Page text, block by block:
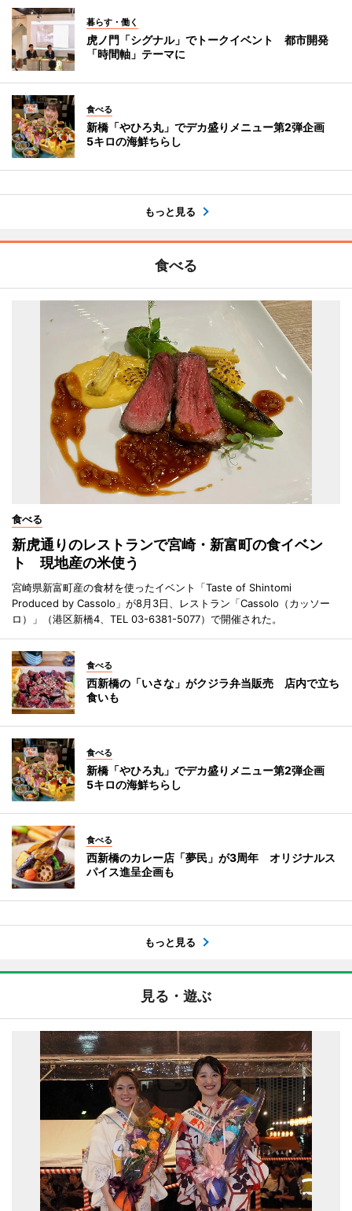
暮らす・働く
虎ノ門「シグナル」でトークイベント 都市開発
「時間軸」テーマに
食べる
新橋「やひろ丸」でデカ盛りメニュー第2弾企画
5キロの海鮮ちらし
もっと見る
食べる
食べる
新虎通りのレストランで宮崎・新富町の食イベン
ト 現地産の米使う
宮崎県新富町産の食材を使ったイベント「Taste of Shintomi
Produced by Cassolo」が8月3日、レストラン「Cassolo（カッソー
ロ）」（港区新橋4、TEL 03-6381-5077）で開催された。
食べる
西新橋の「いさな」がクジラ弁当販売 店内で立ち
食いも
食べる
新橋「やひろ丸」でデカ盛りメニュー第2弾企画
5キロの海鮮ちらし
食べる
西新橋のカレー店「夢民」が3周年 オリジナルス
パイス進呈企画も
もっと見る
見る・遊ぶ